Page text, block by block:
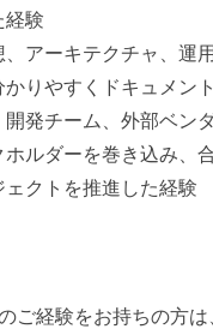
経験
アーキテクチャ、運
かりやすくドキュメン
発チーム、外部ベン
ホルダーを巻き込み、
ェクトを推進した経験
ご経験をお持ちの方